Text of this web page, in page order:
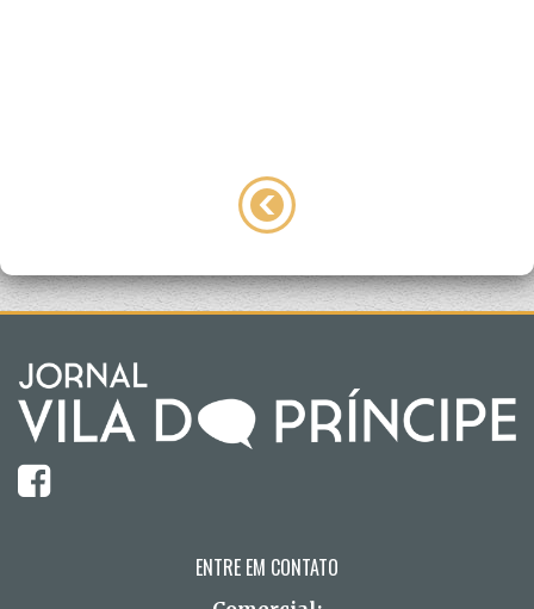
ENTRE EM CONTATO